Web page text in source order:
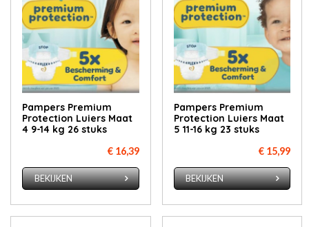
Pampers Premium
Protection Luiers Maat
4 9-14 kg 26 stuks
€ 16,39
BEKIJKEN
Pampers Premium
Protection Luiers Maat
5 11-16 kg 23 stuks
€ 15,99
BEKIJKEN